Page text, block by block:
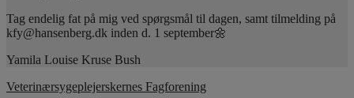
Tag endelig fat på mig ved spørgsmål til dagen, samt tilmelding på
kfy@hansenberg.dk inden d. 1 september🌼
Yamila Louise Kruse Bush
Veterinærsygeplejerskernes Fagforening